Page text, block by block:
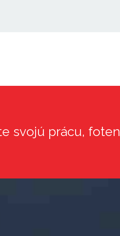
svojú prácu,